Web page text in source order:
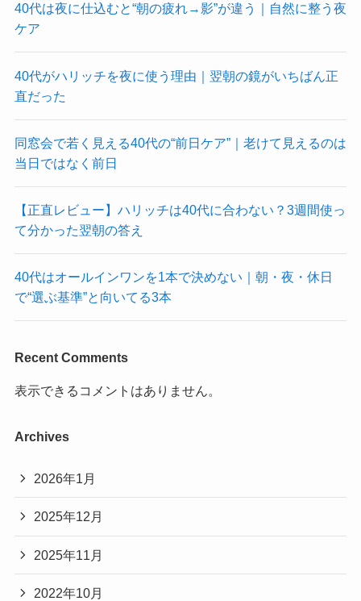
40代は夜に仕込むと“朝の疲れ→影”が違う｜自然に整う夜
ケア
40代がハリッチを夜に使う理由｜翌朝の鏡がいちばん正
直だった
同窓会で若く見える40代の“前日ケア”｜老けて見えるのは
当日ではなく前日
【正直レビュー】ハリッチは40代に合わない？3週間使っ
て分かった翌朝の答え
40代はオールインワンを1本で決めない｜朝・夜・休日
で“選ぶ基準”と向いてる3本
Recent Comments
表示できるコメントはありません。
Archives
2026年1月
2025年12月
2025年11月
2022年10月